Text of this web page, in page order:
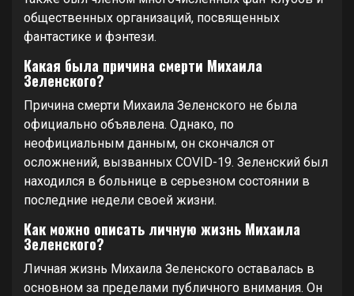
общественных организаций, посвященных
фантастике и фэнтези.
Какая была причина смерти Михаила
Зеленского?
Причина смерти Михаила Зеленского не была
официально объявлена. Однако, по
неофициальным данным, он скончался от
осложнений, вызванных COVID-19. Зеленский был
находился в больнице в серьезном состоянии в
последние недели своей жизни.
Как можно описать личную жизнь Михаила
Зеленского?
Личная жизнь Михаила Зеленского оставалась в
основном за пределами публичного внимания. Он